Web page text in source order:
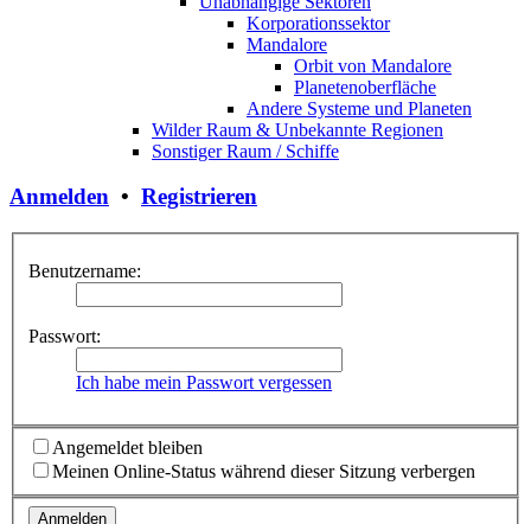
Korporationssektor
Mandalore
Orbit von Mandalore
Planetenoberfläche
Andere Systeme und Planeten
Wilder Raum & Unbekannte Regionen
Sonstiger Raum / Schiffe
Anmelden • Registrieren
Benutzername:
Passwort:
Ich habe mein Passwort vergessen
Angemeldet bleiben
Meinen Online-Status während dieser Sitzung verbergen